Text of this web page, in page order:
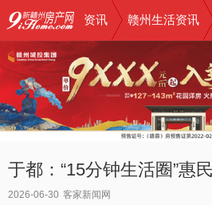
资讯 赣州生活资讯
于都：“15分钟生活圈”惠
2026-06-30 客家新闻网